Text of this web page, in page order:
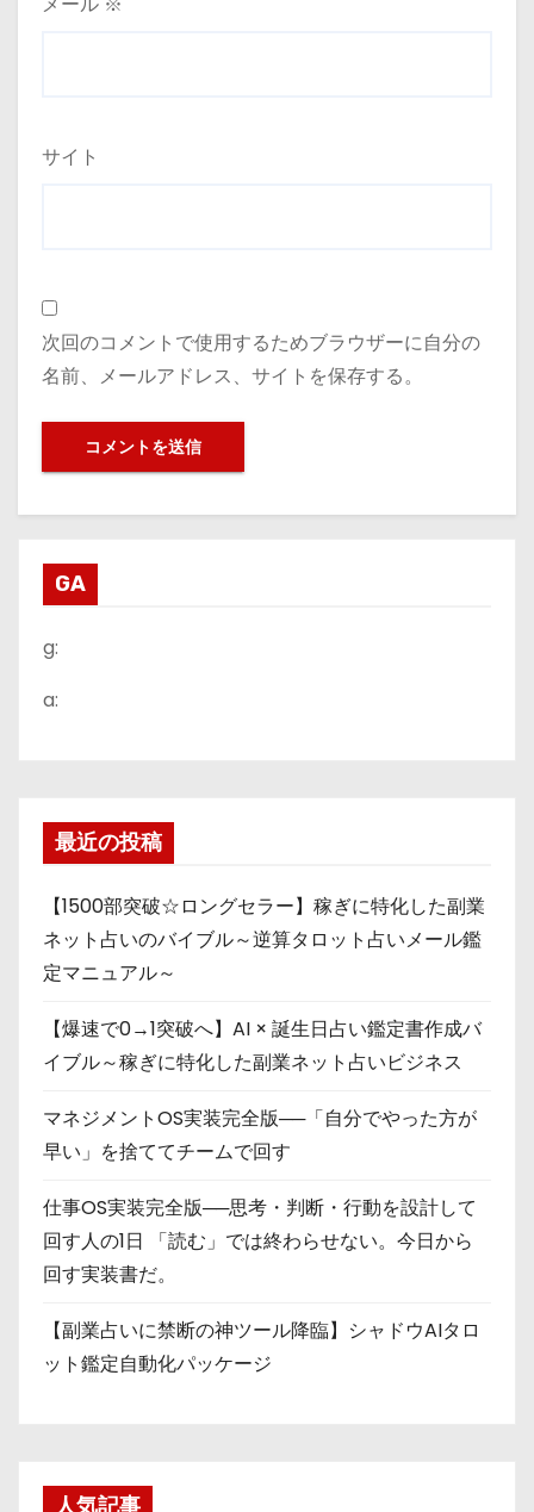
サイト
次回のコメントで使用するためブラウザーに自分の
名前、メールアドレス、サイトを保存する。
GA
g:
a:
最近の投稿
【1500部突破☆ロングセラー】稼ぎに特化した副業
ネット占いのバイブル～逆算タロット占いメール鑑
定マニュアル～
【爆速で0→1突破へ】AI × 誕生日占い鑑定書作成バ
イブル～稼ぎに特化した副業ネット占いビジネス
マネジメントOS実装完全版──「自分でやった方が
早い」を捨ててチームで回す
仕事OS実装完全版──思考・判断・行動を設計して
回す人の1日 「読む」では終わらせない。今日から
回す実装書だ。
【副業占いに禁断の神ツール降臨】シャドウAIタロ
ット鑑定自動化パッケージ
人気記事